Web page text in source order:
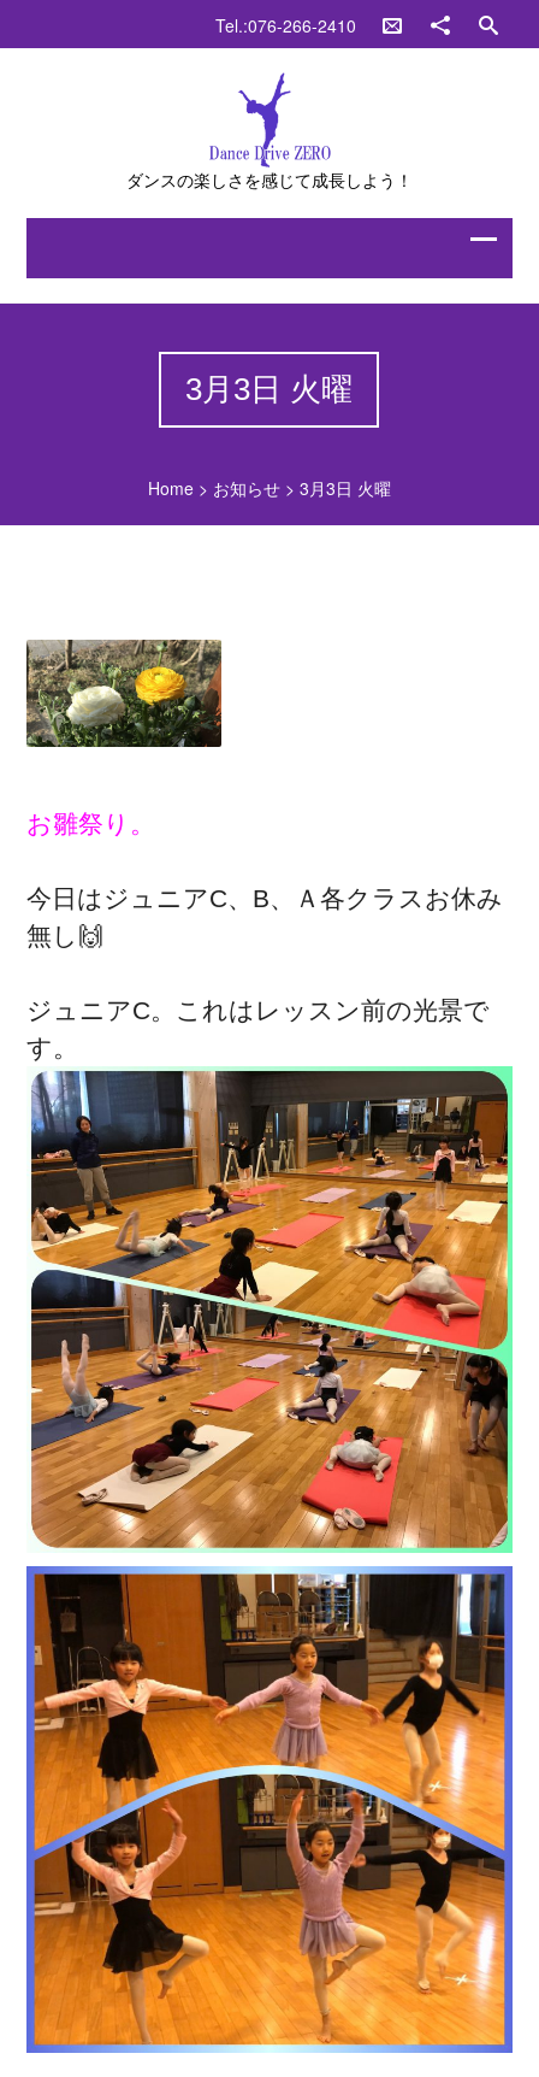
Tel.:076-266-2410
ダンスの楽しさを感じて成長しよう！
3月3日 火曜
Home> お知らせ> 3月3日 火曜
お雛祭り。
今日はジュニアC、B、Ａ各クラスお休み
無し🙌
ジュニアC。これはレッスン前の光景で
す。